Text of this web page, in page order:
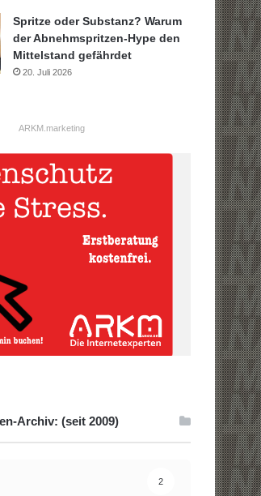
Spritze oder Substanz? Warum
der Abnehmspritzen-Hype den
Mittelstand gefährdet
20. Juli 2026
ARKM.marketing
Archiv: (seit 2009)
2